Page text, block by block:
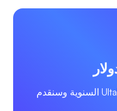
قم باختيار خطة استضافة Ultahost السنوية وسنقدم